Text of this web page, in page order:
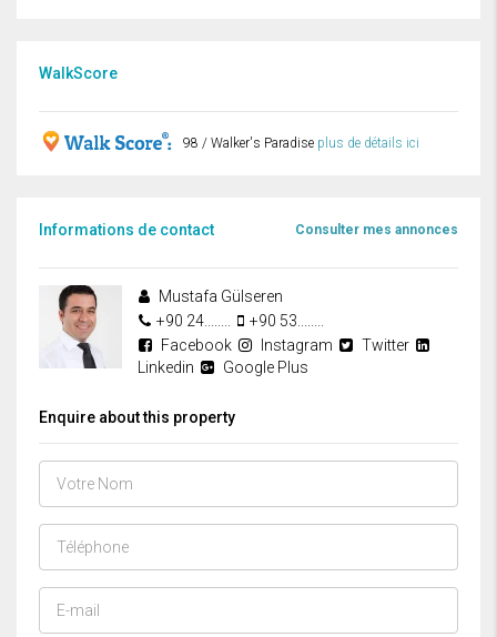
WalkScore
98 / Walker's Paradise plus de détails ici
Informations de contact Consulter mes annonces
Mustafa Gülseren
+90 24........
+90 53........
Facebook
Instagram
Twitter
Linkedin
Google Plus
Enquire about this property